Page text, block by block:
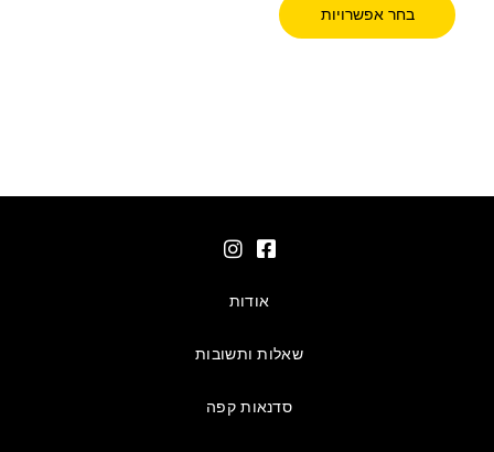
בחר אפשרויות
אודות
שאלות ותשובות
סדנאות קפה